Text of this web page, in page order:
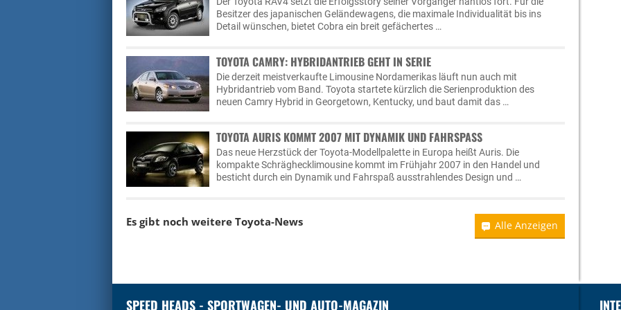
Besitzer des japanischen Geländewagens, die maximale Individualität bis ins
Detail wünschen, bietet Cobra ein breit gefächertes …
TOYOTA CAMRY: HYBRIDANTRIEB GEHT IN SERIE
Die derzeit meistverkaufte Limousine Nordamerikas läuft nun auch mit
Hybridantrieb vom Band. Toyota startete kürzlich die Serienproduktion des
neuen Camry Hybrid in Georgetown, Kentucky, und baut damit das …
TOYOTA AURIS KOMMT 2007 MIT DYNAMIK UND FAHRSPASS
Das neue Herzstück der Toyota-Modellpalette in Europa heißt Auris. Die
kompakte Schräghecklimousine kommt im Frühjahr 2007 in den Handel und
besticht durch ein Dynamik und Fahrspaß ausstrahlendes Design und …
Es gibt noch weitere Toyota-News Alle Anzeigen
SPEED HEADS - SPORTWAGEN- UND AUTO-MAGAZIN